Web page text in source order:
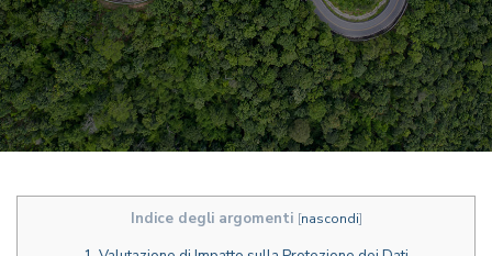
Indice degli argomenti [nascondi]